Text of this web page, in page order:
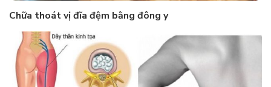
Chữa thoát vị đĩa đệm bằng đông y